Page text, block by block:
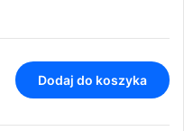
Dodaj do koszyka